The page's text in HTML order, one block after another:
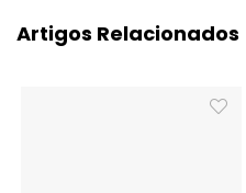
Artigos Relacionados